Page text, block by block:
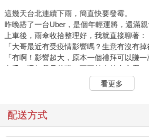
這幾天台北連續下雨，簡直快要發霉。
昨晚搭了一台Uber，是個年輕運將，還滿親
上車後，雨傘收拾整理好，我就直接聊著：
「大哥最近有受疫情影響嗎？生意有沒有掉
「有啊！影響超大，原本一個禮拜可以賺
七千。還好我是兼職，要不然真的會完蛋。
運將大哥不疾不徐的說：
聽了之後，我先哇了一聲，接著客氣的說著
看更多
配送方式